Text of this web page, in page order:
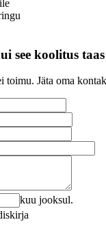
see koolitus
toimu. Jäta oma
kuu jooksul.